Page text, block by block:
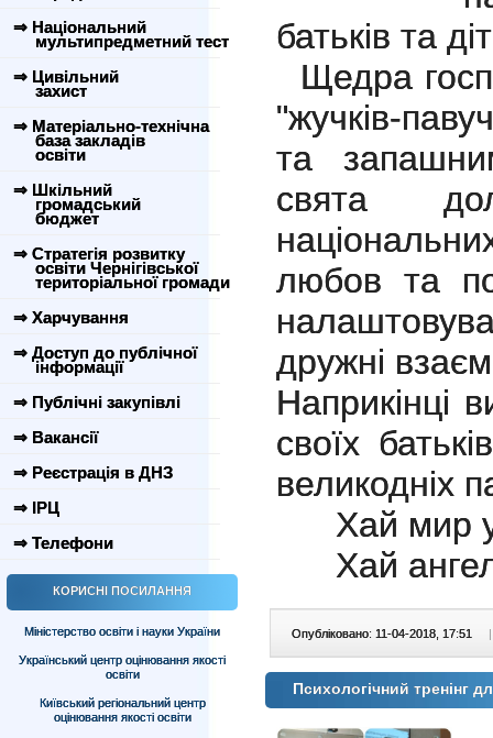
⇒ Національний
мультипредметний тест
⇒ Цивільний
захист
⇒ Матеріально-технічна
база закладів
освіти
⇒ Шкільний
громадський
бюджет
⇒ Стратегія розвитку
освіти Чернігівської
територіальної громади
⇒ Харчування
⇒ Доступ до публічної
інформації
⇒ Публічні закупівлі
⇒ Вакансії
⇒ Реєстрація в ДНЗ
⇒ ІРЦ
⇒ Телефони
КОРИСНІ ПОСИЛАННЯ
Міністерство освіти і науки України
Український центр оцінювання якості
освіти
Київський регіональний центр
оцінювання якості освіти
батьків та
Щедра
"жучків-
та
свята
любов та
дружні
Наприкінці
своїх
великодніх
Хай мир у
Хай ангел
Опубліковано: 11-04-2018, 17:51 |
Психологічний тренінг